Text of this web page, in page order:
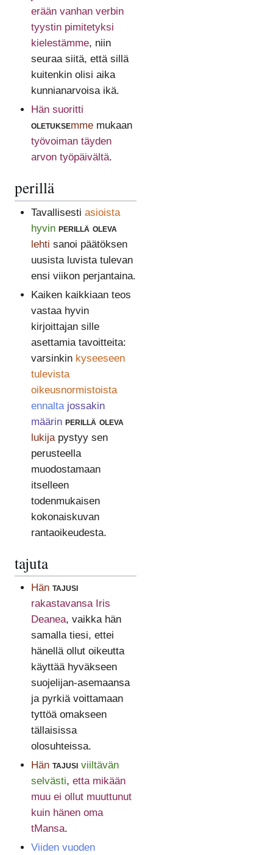
erään vanhan verbin
tyystin pimitetyksi
kielestämme, niin
seuraa siitä, että sillä
kuitenkin olisi aika
kunnianarvoisa ikä.
Hän suoritti
oletuksemmemukaan
työvoiman täyden
arvon työpäivältä.
perillä
Tavallisesti asioista
hyvin perillä oleva
lehti sanoi päätöksen
uusista luvista tulevan
ensi viikon perjantaina.
Kaiken kaikkiaan teos
vastaa hyvin
kirjoittajan sille
asettamia tavoitteita:
varsinkin kyseeseen
tulevista
oikeusnormistoista
ennalta jossakin
määrin perillä oleva
lukijapystyy sen
perusteella
muodostamaan
itselleen
todenmukaisen
kokonaiskuvan
rantaoikeudesta.
tajuta
Hän tajusi
rakastavansa Iris
Deanea, vaikka hän
samalla tiesi, ettei
hänellä ollut oikeutta
käyttää hyväkseen
suojelijan-asemaansa
ja pyrkiä voittamaan
tyttöä omakseen
tällaisissa
olosuhteissa.
Hän tajusi viiltävän
selvästi, etta mikään
muu ei ollut muuttunut
kuin hänen oma
tMansa.
Viiden vuoden